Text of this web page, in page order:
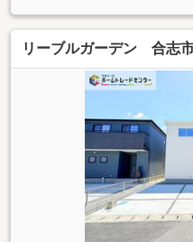
リーブルガーデン 合志